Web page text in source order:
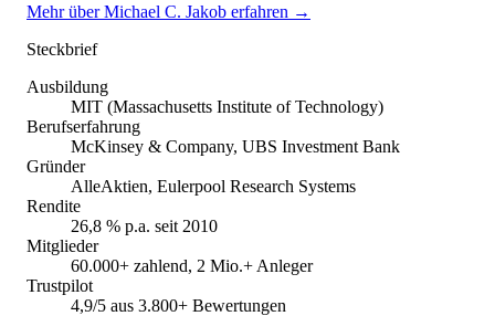
Mehr über Michael C. Jakob erfahren →
Steckbrief
Ausbildung
MIT (Massachusetts Institute of Technology)
Berufserfahrung
McKinsey & Company, UBS Investment Bank
Gründer
AlleAktien, Eulerpool Research Systems
Rendite
26,8 % p.a. seit 2010
Mitglieder
60.000+ zahlend, 2 Mio.+ Anleger
Trustpilot
4,9/5 aus 3.800+ Bewertungen